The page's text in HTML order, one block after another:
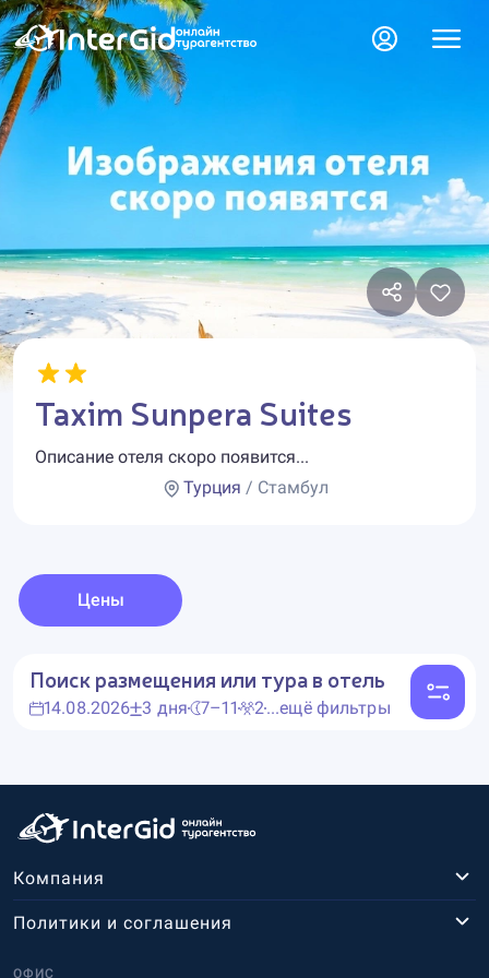
Taxim Sunpera Suites
Описание отеля скоро появится...
Турция / Стамбул
Цены
Поиск размещения или тура в отель
14.08.2026 3 дня 7–11 2...ещё фильтры
Компания
ОФИС
Политики и соглашения